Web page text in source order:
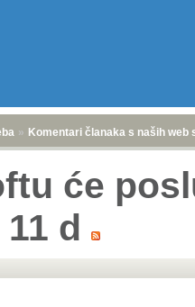
» Komentari članaka s naših web
će
d